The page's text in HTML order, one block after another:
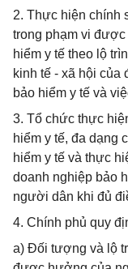
2. Thực hiện chính
trong phạm vi
hiểm y tế theo lộ
kinh tế - xã hội của
bảo hiểm y tế và
3. Tổ chức thực
hiểm y tế, đa dạng
hiểm y tế và thực
doanh nghiệp bảo
người dân khi đủ
4. Chính phủ quy
a) Đối tượng và lộ